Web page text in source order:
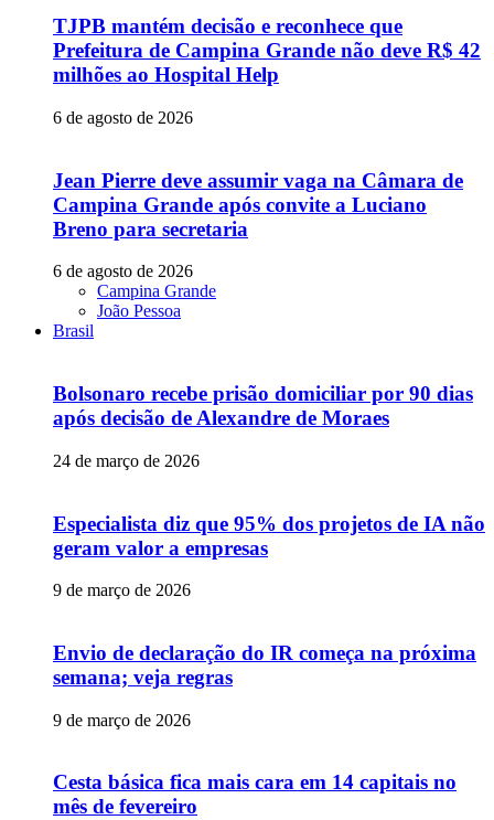
TJPB mantém decisão e reconhece que
Prefeitura de Campina Grande não deve R$ 42
milhões ao Hospital Help
6 de agosto de 2026
Jean Pierre deve assumir vaga na Câmara de
Campina Grande após convite a Luciano
Breno para secretaria
6 de agosto de 2026
Campina Grande
João Pessoa
Brasil
Bolsonaro recebe prisão domiciliar por 90 dias
após decisão de Alexandre de Moraes
24 de março de 2026
Especialista diz que 95% dos projetos de IA não
geram valor a empresas
9 de março de 2026
Envio de declaração do IR começa na próxima
semana; veja regras
9 de março de 2026
Cesta básica fica mais cara em 14 capitais no
mês de fevereiro